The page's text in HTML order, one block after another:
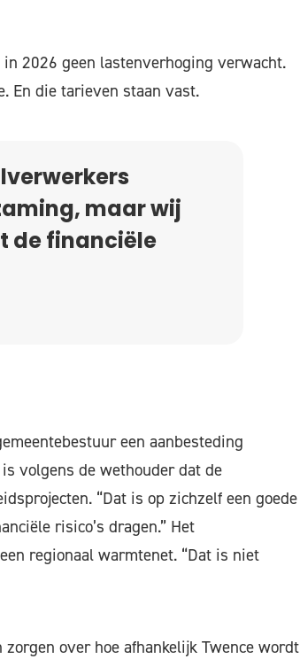
2026 geen lastenverhoging verwacht.
En die tarieven staan vast.
maar wij
de financiële
een aanbesteding
volgens de wethouder dat de
“Dat is op zichzelf een goede
risico’s dragen.” Het
regionaal warmtenet. “Dat is niet
over hoe afhankelijk Twence wordt